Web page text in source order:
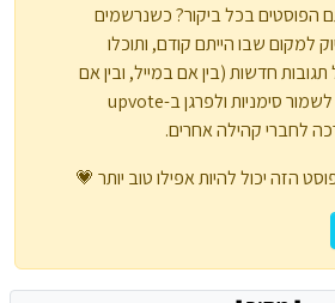
הפוסטים בכל ביקור? כשנרשמים
למקום שבו הייתם קודם, ותוכלו
חדשות (בין אם במייל, ובין אם
בהתראת פוש). תוכלו גם לשמור סימניות ולפרגן ב-upvote
לחברי קהילה אחרים.
הזה יכול להיות אפילו טוב יותר 💗